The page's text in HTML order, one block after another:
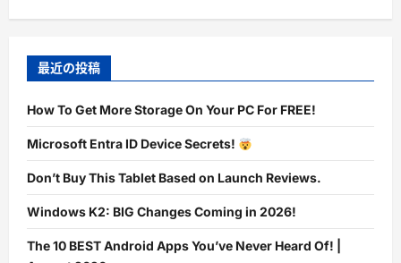
最近の投稿
How To Get More Storage On Your PC For FREE!
Microsoft Entra ID Device Secrets!
Don’t Buy This Tablet Based on Launch Reviews.
Windows K2: BIG Changes Coming in 2026!
The 10 BEST Android Apps You’ve Never Heard Of! |